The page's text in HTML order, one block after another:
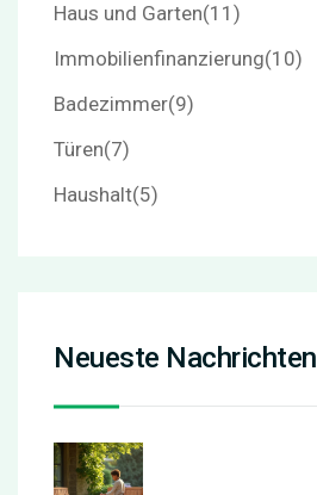
Haus und Garten(11)
Immobilienfinanzierung(10)
Badezimmer(9)
Türen(7)
Haushalt(5)
Neueste Nachrichten